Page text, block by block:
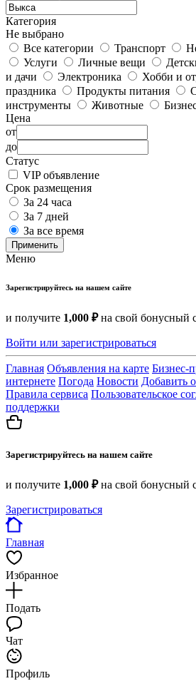
Категория
Не выбрано
Все категории
Транспорт
Услуги
Личные вещи
и дачи
Электроника Хобби и
праздника
Продукты питания
инструменты
Животные
Цена
от
до
Статус
VIP объявление
Срок размещения
За 24 часа
За 7 дней
За все время
Применить
Меню
Зарегистрируйтесь на нашем сайте
и получите 1,000 ₽на свой бонусный
Войти или зарегистрироваться
Главная Объявления на карте Бизнес-
интернете Погода Новости Добавить
Правила сервиса Пользовательское
поддержки
Зарегистрируйтесь на нашем сайте
и получите 1,000 ₽на свой бонусный
Зарегистрироваться
Главная
Избранное
Подать
Чат
Профиль